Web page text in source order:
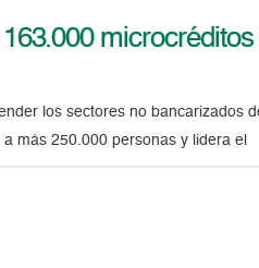
microcréditos
los sectores no bancarizados
más 250.000 personas y lidera el